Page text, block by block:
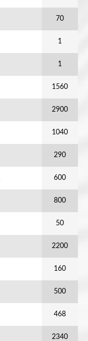
70
1
1
1560
2900
1040
290
600
800
50
2200
160
500
468
2340